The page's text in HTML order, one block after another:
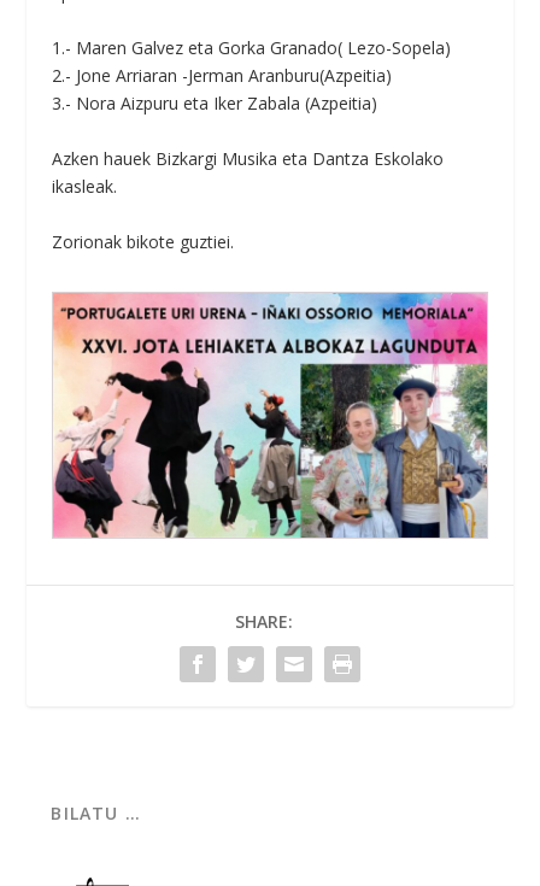
1.- Maren Galvez eta Gorka Granado( Lezo-Sopela)
2.- Jone Arriaran -Jerman Aranburu(Azpeitia)
3.- Nora Aizpuru eta Iker Zabala (Azpeitia)
Azken hauek Bizkargi Musika eta Dantza Eskolako
ikasleak.
Zorionak bikote guztiei.
SHARE: